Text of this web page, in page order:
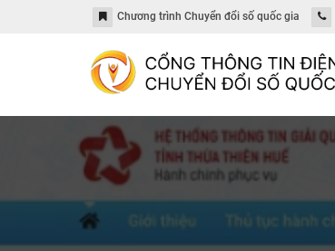
Chương trình Chuyển đổi số quốc gia